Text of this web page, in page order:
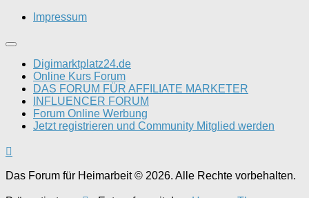
Impressum
Digimarktplatz24.de
Online Kurs Forum
DAS FORUM FÜR AFFILIATE MARKETER
INFLUENCER FORUM
Forum Online Werbung
Jetzt registrieren und Community Mitglied werden
Das Forum für Heimarbeit © 2026. Alle Rechte vorbehalten.